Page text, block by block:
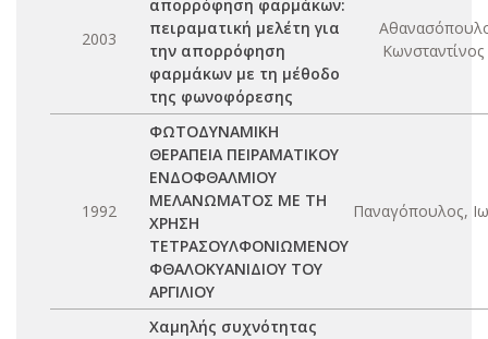
2003
απορρόφηση φαρμάκων:
πειραματική μελέτη για
την απορρόφηση
φαρμάκων με τη μέθοδο
της φωνοφόρεσης
Κωνσταντίνος
1992
ΦΩΤΟΔΥΝΑΜΙΚΗ
ΘΕΡΑΠΕΙΑ ΠΕΙΡΑΜΑΤΙΚΟΥ
ΕΝΔΟΦΘΑΛΜΙΟΥ
ΜΕΛΑΝΩΜΑΤΟΣ ΜΕ ΤΗ
ΧΡΗΣΗ
ΤΕΤΡΑΣΟΥΛΦΟΝΙΩΜΕΝΟΥ
ΦΘΑΛΟΚΥΑΝΙΔΙΟΥ ΤΟΥ
ΑΡΓΙΛΙΟΥ
Παναγόπουλος,
Χαμηλής συχνότητας